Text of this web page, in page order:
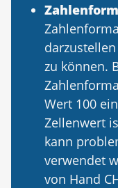
zu können.
Wert 100
Zellenwert
kann
verwendet
von Hand